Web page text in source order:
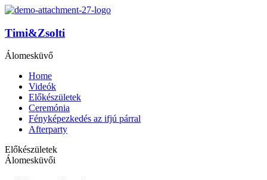
Timi&Zsolti
Álomesküvő
Home
Videók
Előkészületek
Ceremónia
Fényképezkedés az ifjú párral
Afterparty
Előkészületek
Álomesküvői